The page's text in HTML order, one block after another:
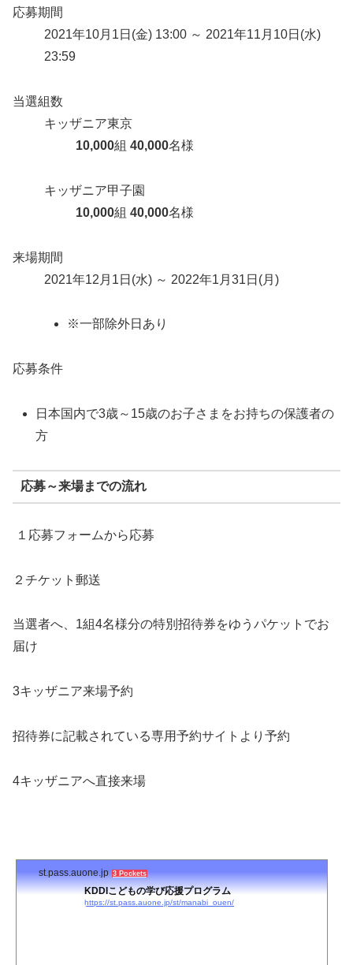
応募期間
2021年10月1日(金) 13:00 ～ 2021年11月10日(水)
23:59
当選組数
キッザニア東京
10,000組 40,000名様
キッザニア甲子園
10,000組 40,000名様
来場期間
2021年12月1日(水) ～ 2022年1月31日(月)
※一部除外日あり
応募条件
日本国内で3歳～15歳のお子さまをお持ちの保護者の
方
応募～来場までの流れ
１応募フォームから応募
２チケット郵送
当選者へ、1組4名様分の特別招待券をゆうパケットでお
届け
3キッザニア来場予約
招待券に記載されている専用予約サイトより予約
4キッザニアへ直接来場
st.pass.auone.jp 3 Pockets
KDDIこどもの学び応援プログラム
https://st.pass.auone.jp/st/manabi_ouen/